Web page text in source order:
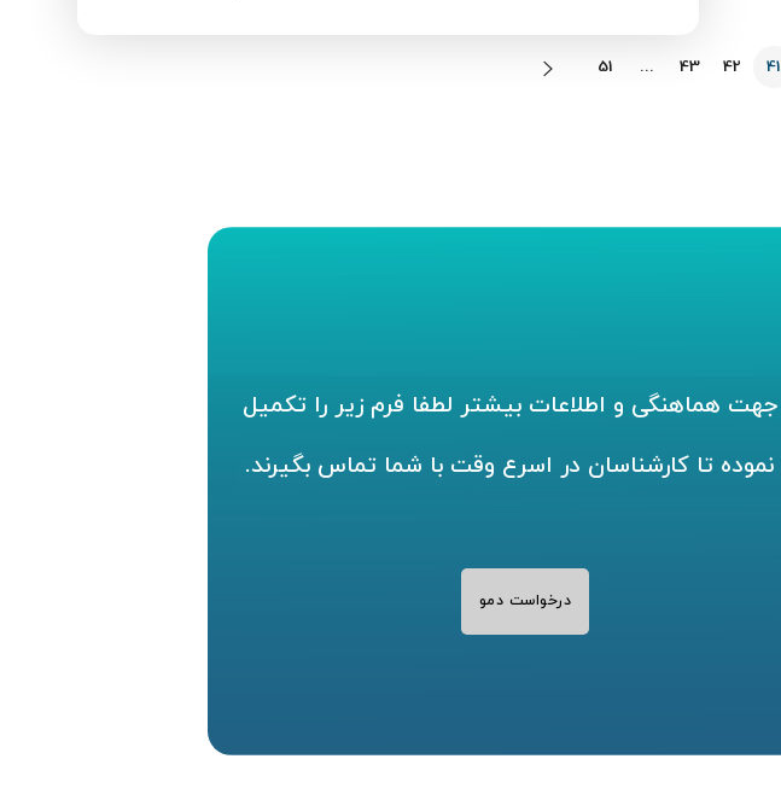
41
42
43
...
51
جهت هماهنگی و اطلاعات بیشتر لطفا فرم زیر را تکمیل
نموده تا کارشناسان در اسرع وقت با شما تماس بگیرند.
درخواست دمو